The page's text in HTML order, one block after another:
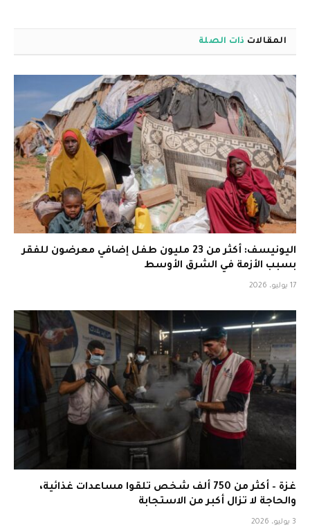
المقالات ذات الصلة
اليونيسف: أكثر من 23 مليون طفل إضافي معرضون للفقر
بسبب الأزمة في الشرق الأوسط
17 يوليو، 2026
غزة – أكثر من 750 ألف شخص تلقوا مساعدات غذائية،
والحاجة لا تزال أكبر من الاستجابة
3 يوليو، 2026